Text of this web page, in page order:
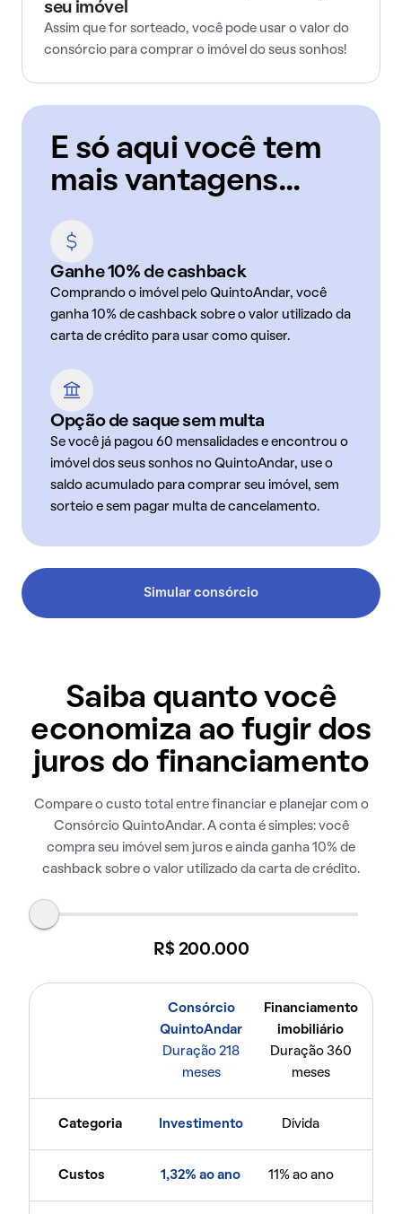
seu imóvel
Assim que for sorteado, você pode usar o valor do
consórcio para comprar o imóvel do seus sonhos!
E só aqui você tem
mais vantagens...
Ganhe 10% de cashback
Comprando o imóvel pelo QuintoAndar, você
ganha 10% de cashback sobre o valor utilizado da
carta de crédito para usar como quiser.
Opção de saque sem multa
Se você já pagou 60 mensalidades e encontrou o
imóvel dos seus sonhos no QuintoAndar, use o
saldo acumulado para comprar seu imóvel, sem
sorteio e sem pagar multa de cancelamento.
Simular consórcio
Saiba quanto você
economiza ao fugir dos
juros do financiamento
Compare o custo total entre financiar e planejar com o
Consórcio QuintoAndar. A conta é simples: você
compra seu imóvel sem juros e ainda ganha 10% de
cashback sobre o valor utilizado da carta de crédito.
R$ 200.000
Consórcio
QuintoAndar
Duração 218
meses
Financiamento
imobiliário
Duração 360
meses
Categoria Investimento Dívida
Custos 1,32% ao ano 11% ao ano